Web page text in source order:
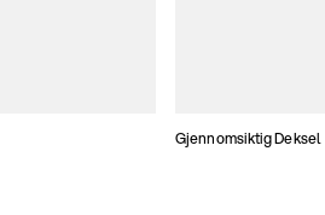
Gjennomsiktig Deksel